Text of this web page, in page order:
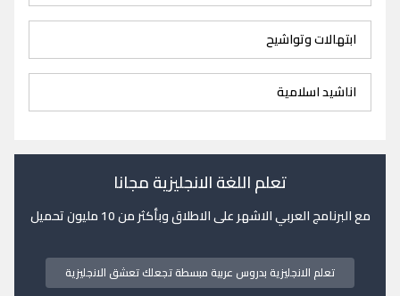
ابتهالات وتواشيح
اناشيد اسلامية
تعلم اللغة الانجليزية مجانا
مع البرنامج العربي الاشهر على الاطلاق وبأكثر من 10 مليون تحميل
تعلم الانجليزية بدروس عربية مبسطة تجعلك تعشق الانجليزية